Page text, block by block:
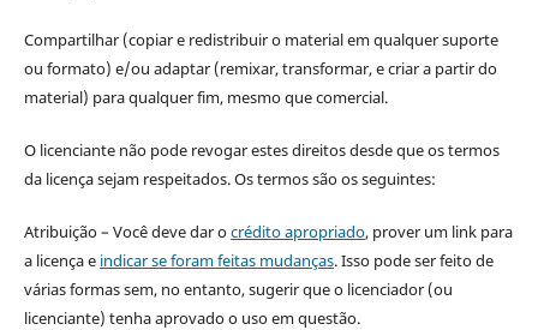
Compartilhar (copiar e redistribuir o material em qualquer suporte
ou formato) e/ou adaptar (remixar, transformar, e criar a partir do
material) para qualquer fim, mesmo que comercial.
O licenciante não pode revogar estes direitos desde que os termos
da licença sejam respeitados. Os termos são os seguintes:
Atribuição – Você deve dar ocrédito apropriado, prover um link para
a licença e indicar se foram feitas mudanças. Isso pode ser feito de
várias formas sem, no entanto, sugerir que o licenciador (ou
licenciante) tenha aprovado o uso em questão.